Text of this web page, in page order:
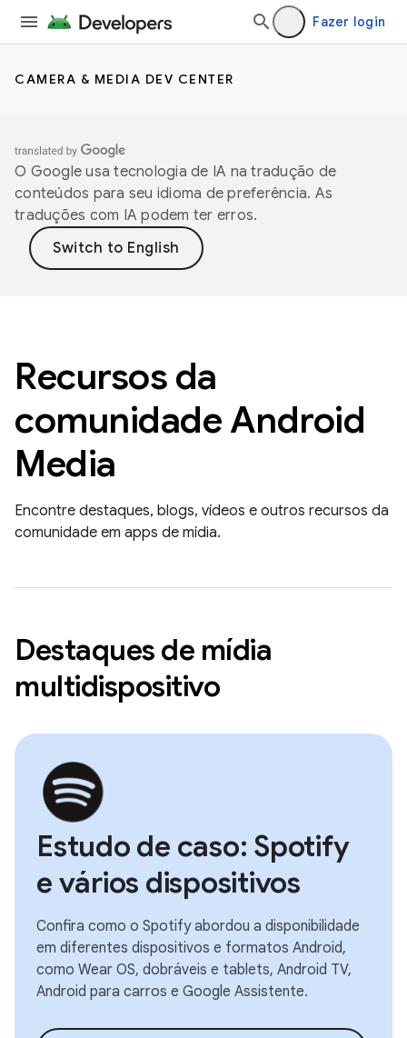
Fazer login
CAMERA & MEDIA DEV CENTER
O Google usa tecnologia de IA na tradução de
conteúdos para seu idioma de preferência. As
traduções com IA podem ter erros.
Recursos da
comunidade Android
Media
Encontre destaques, blogs, vídeos e outros recursos da
comunidade em apps de mídia.
Destaques de mídia
multidispositivo
Estudo de caso: Spotify
e vários dispositivos
Confira como o Spotify abordou a disponibilidade
em diferentes dispositivos e formatos Android,
como Wear OS, dobráveis e tablets, Android TV,
Android para carros e Google Assistente.